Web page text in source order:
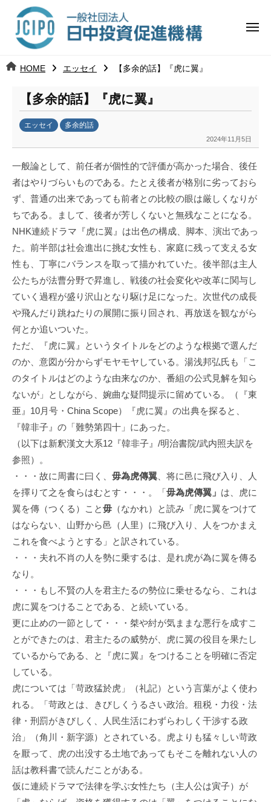
ツ 日
中
投
資
促
進
機
構
j
メ
HOME エッセイ 【多余的話】『虎に翼』
【多余的話】『虎に翼』
エッセイ 多余的話
2024年11月5日
日
中
投
資
促
構
(
c
i
p
o
一般論として、前任者が個性的で評価が高かった場合、後任
者はやりづらいものである。たとえ後者が格別に劣っておら
ず、普通の出来であっても前者との比較の眼は厳しくなりが
ちである。まして、後者が芳しくないと無残なことになる。
NHK連続ドラマ『虎に翼』は出色の構成、脚本、演出であっ
た。前半部は社会進出に挑む女性も、家庭に残って支える女
性も、丁寧にバランスを取って描かれていた。後半部は主人
公たちが法曹分野で昇進し、戦後の社会変化や改革に関与し
ていく過程が盛り沢山となり駆け足になった。次世代の成長
や飛んだり跳ねたりの展開に振り回され、再放送を観ながら
何とか追いついた。
ただ、『虎に翼』というタイトルをどのような根拠で選んだ
のか、意図が分からずモヤモヤしている。湯浅邦弘氏も「こ
のタイトルはどのような由来なのか、番組の公式見解を知ら
ないが」としながら、婉曲な疑問提示に留めている。（『東
亜』10月号・China Scope）『虎に翼』の出典を探ると、
『韓非子』の「難勢第四十」にあった。
（以下は新釈漢文大系12『韓非子』/明治書院/武内照夫訳を
参照）。
・・・故に周書に曰く、 毋為虎傳翼 、将に邑に飛び入り、人
を擇りて之を食らはむとす・・・。「毋為虎傳翼」 は、虎に
翼を傳（つくる）こと毋 （なかれ）と読み「虎に翼をつけて
はならない、山野から邑（人里）に飛び入り、人をつかまえ
これを食べようとする」と訳されている。
・・・夫れ不肖の人を勢に乗するは、是れ虎が為に翼を傳る
なり。
・・・もし不賢の人を君主たるの勢位に乗せるなら、これは
虎に翼をつけることである、と続いている。
更に止めの一節として・・・桀や紂が気ままな悪行を成すこ
とができたのは、君主たるの威勢が、虎に翼の役目を果たし
ているからである、と『虎に翼』をつけることを明確に否定
している。
虎については「苛政猛於虎」（礼記）という言葉がよく使わ
れる。「苛政とは、きびしくうるさい政治。租税・力役・法
律・刑罰がきびしく、人民生活にわずらわしく干渉する政
治」（角川・新字源）とされている。虎よりも猛々しい苛政
を厭って、虎の出没する土地であってもそこを離れない人の
話は教科書で読んだことがある。
仮に連続ドラマで法律を学ぶ女性たち（主人公は寅子）が
日
中
資
進
構